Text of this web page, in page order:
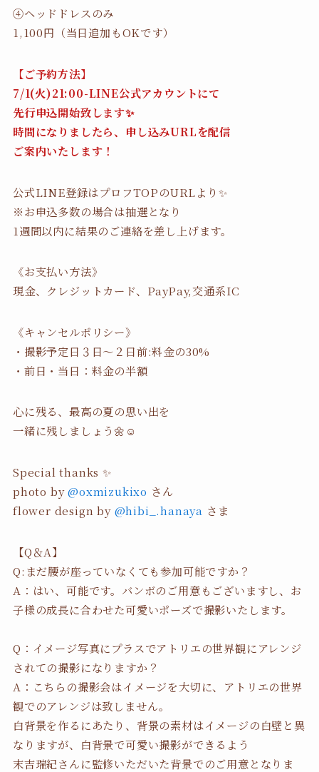
④ヘッドドレスのみ
1,100円（当日追加もOKです）
【ご予約方法】
7/1(火)21:00-LINE公式アカウントにて
先行申込開始致します✨
時間になりましたら、申し込みURLを配信
ご案内いたします！
公式LINE登録はプロフTOPのURLより✨
※お申込多数の場合は抽選となり
1週間以内に結果のご連絡を差し上げます。
《お支払い方法》
現金、クレジットカード、PayPay,交通系IC
《キャンセルポリシー》
・撮影予定日３日〜２日前:料金の30%
・前日・当日：料金の半額
心に残る、最高の夏の思い出を
一緒に残しましょう🌼☺️
Special thanks ✨
photo by@oxmizukixo さん
flower design by @hibi_.hanaya さま
【Q＆A】
Q:まだ腰が座っていなくても参加可能ですか？
A：はい、可能です。バンボのご用意もございますし、お
子様の成長に合わせた可愛いポーズで撮影いたします。
Q：イメージ写真にプラスでアトリエの世界観にアレンジ
されての撮影になりますか？
A：こちらの撮影会はイメージを大切に、アトリエの世界
観でのアレンジは致しません。
白背景を作るにあたり、背景の素材はイメージの白壁と異
なりますが、白背景で可愛い撮影ができるよう
末吉瑞紀さんに監修いただいた背景でのご用意となりま